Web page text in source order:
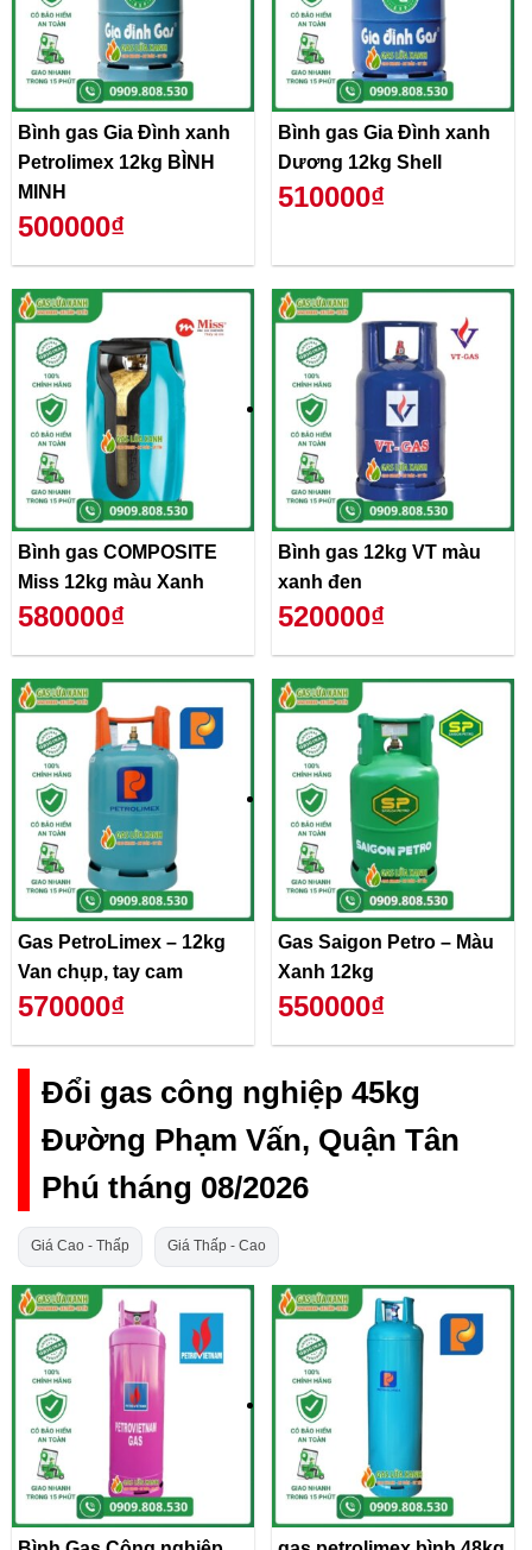
Bình gas Gia Đình xanh
Petrolimex 12kg BÌNH
MINH
500000₫
Bình gas Gia Đình xanh
Dương 12kg Shell
510000₫
Bình gas COMPOSITE
Miss 12kg màu Xanh
580000₫
Bình gas 12kg VT màu
xanh đen
520000₫
Gas PetroLimex – 12kg
Van chụp, tay cam
570000₫
Gas Saigon Petro – Màu
Xanh 12kg
550000₫
Đổi gas công nghiệp 45kg
Đường Phạm Vấn, Quận Tân
Phú tháng 08/2026
Giá Cao - Thấp Giá Thấp - Cao